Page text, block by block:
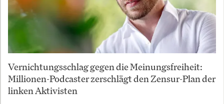
Vernichtungsschlag gegen die Meinungsfreiheit:
Millionen-Podcaster zerschlägt den Zensur-Plan der
linken Aktivisten